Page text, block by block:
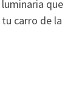
luminaria que
carro de la